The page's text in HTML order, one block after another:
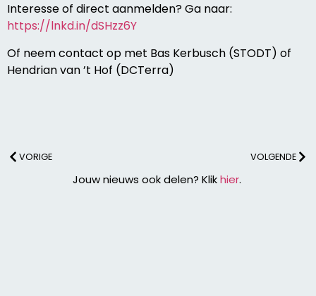
Interesse of direct aanmelden? Ga naar:
https://lnkd.in/dSHzz6Y
Of neem contact op met Bas Kerbusch (STODT) of
Hendrian van ’t Hof (DCTerra)
VORIGE VOLGENDE
Jouw nieuws ook delen? Klikhier.